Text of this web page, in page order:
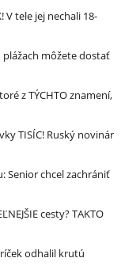
V tele jej nechali 18-
plážach môžete dostať
z TÝCHTO znamení,
TISÍC! Ruský novinár
Senior chcel zachrániť
cesty? TAKTO
odhalil krutú